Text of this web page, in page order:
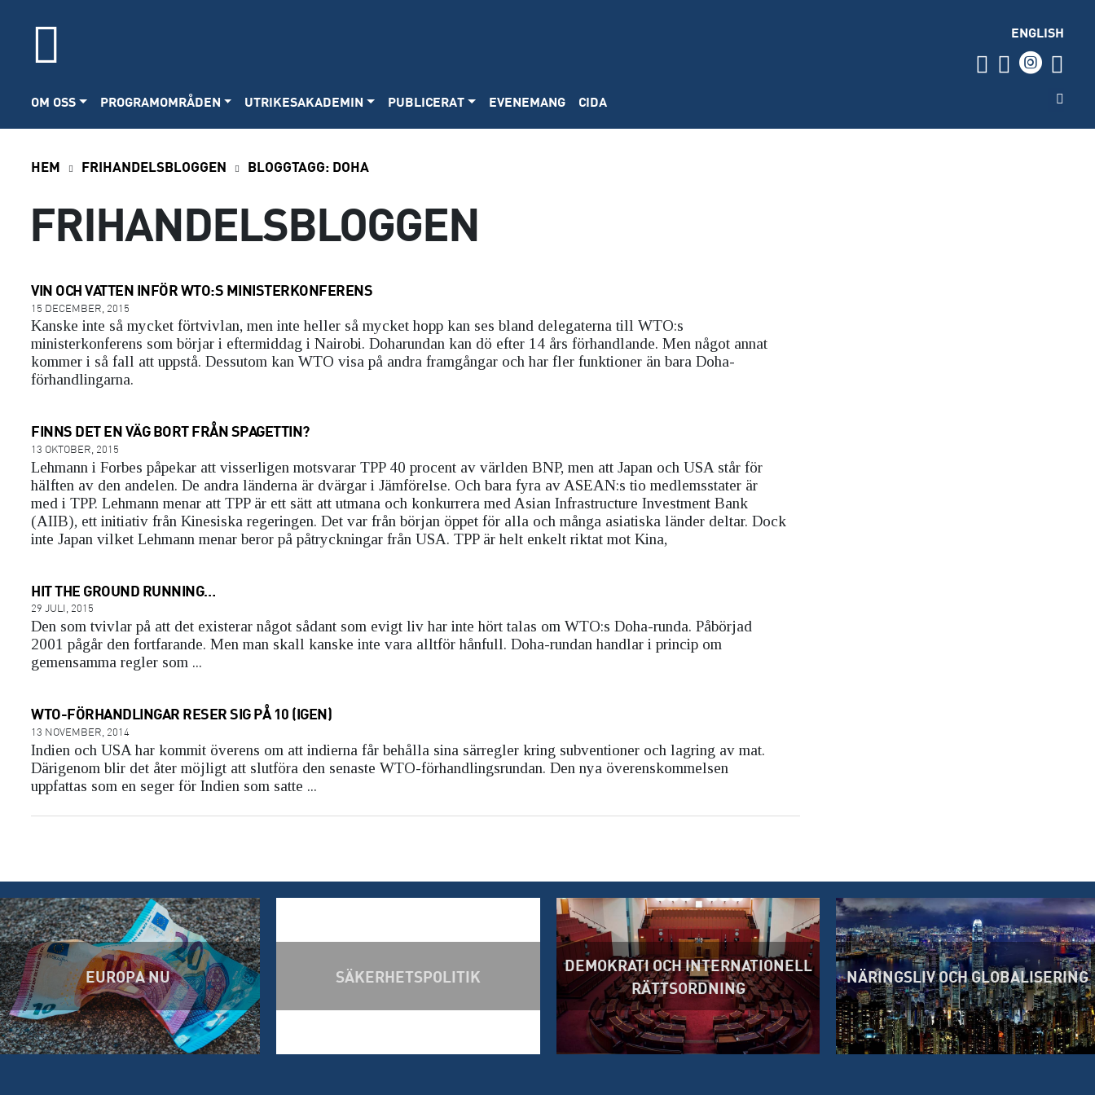
ENGLISH
OM OSS PROGRAMOMRÅDEN UTRIKESAKADEMIN PUBLICERAT EVENEMANG CIDA
HEM FRIHANDELSBLOGGEN BLOGGTAGG: DOHA
FRIHANDELSBLOGGEN
VIN OCH VATTEN INFÖR WTO:S MINISTERKONFERENS
15 DECEMBER, 2015
Kanske inte så mycket förtvivlan, men inte heller så mycket hopp kan ses bland delegaterna till WTO:s
ministerkonferens som börjar i eftermiddag i Nairobi. Doharundan kan dö efter 14 års förhandlande. Men något annat
kommer i så fall att uppstå. Dessutom kan WTO visa på andra framgångar och har fler funktioner än bara Doha-
förhandlingarna.
FINNS DET EN VÄG BORT FRÅN SPAGETTIN?
13 OKTOBER, 2015
Lehmann i Forbes påpekar att visserligen motsvarar TPP 40 procent av världen BNP, men att Japan och USA står för
hälften av den andelen. De andra länderna är dvärgar i Jämförelse. Och bara fyra av ASEAN:s tio medlemsstater är
med i TPP. Lehmann menar att TPP är ett sätt att utmana och konkurrera med Asian Infrastructure Investment Bank
(AIIB), ett initiativ från Kinesiska regeringen. Det var från början öppet för alla och många asiatiska länder deltar. Dock
inte Japan vilket Lehmann menar beror på påtryckningar från USA. TPP är helt enkelt riktat mot Kina,
HIT THE GROUND RUNNING…
29 JULI, 2015
Den som tvivlar på att det existerar något sådant som evigt liv har inte hört talas om WTO:s Doha-runda. Påbörjad
2001 pågår den fortfarande. Men man skall kanske inte vara alltför hånfull. Doha-rundan handlar i princip om
gemensamma regler som ...
WTO-FÖRHANDLINGAR RESER SIG PÅ 10 (IGEN)
13 NOVEMBER, 2014
Indien och USA har kommit överens om att indierna får behålla sina särregler kring subventioner och lagring av mat.
Därigenom blir det åter möjligt att slutföra den senaste WTO-förhandlingsrundan. Den nya överenskommelsen
uppfattas som en seger för Indien som satte ...
EUROPA NU SÄKERHETSPOLITIK
DEMOKRATI OCH INTERNATIONELL
RÄTTSORDNING
NÄRINGSLIV OCH GLOBALISERING